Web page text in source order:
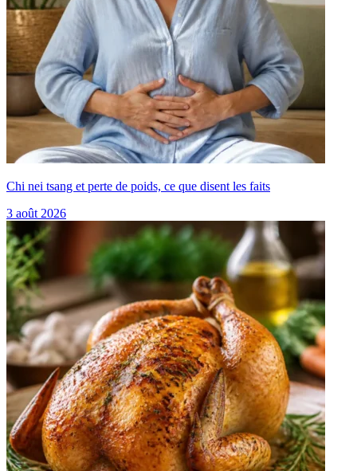
Chi nei tsang et perte de poids, ce que disent les faits
3 août 2026